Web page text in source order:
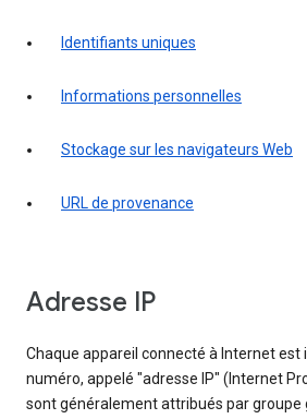
Identifiants uniques
Informations personnelles
Stockage sur les navigateurs Web
URL de provenance
Adresse IP
Chaque appareil connecté à Internet est
numéro, appelé "adresse IP" (Internet
sont généralement attribués par groupe